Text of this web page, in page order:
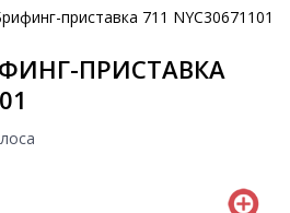
приставка 711 NYC30671101
ПРИСТАВКА